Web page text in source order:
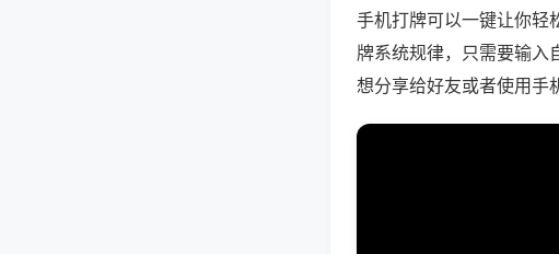
手机打牌可以一键让你轻
牌系统规律，只需要输入
想分享给好友或者使用手